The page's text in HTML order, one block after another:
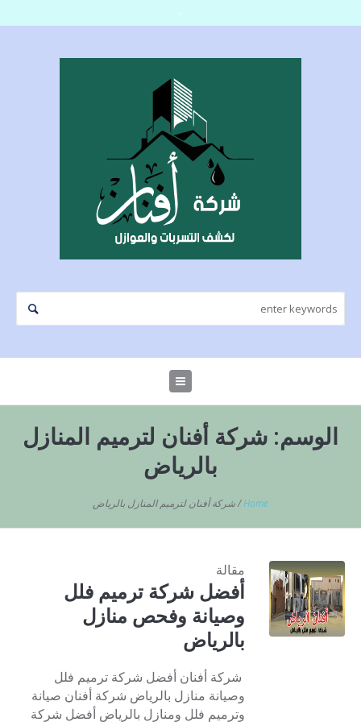
الوسم: شركة أفنان لترميم المنازل
بالرياض
Home
/شركة أفنان لترميم المنازل بالرياض
مقالة
أفضل شركة ترميم فلل
وصيانة وفحص منازل
بالرياض
شركة أفنان أفضل شركة ترميم فلل
وصيانة منازل بالرياض شركة أفنان صيانة
وترميم فلل ومنازل بالرياض أفضل شركة